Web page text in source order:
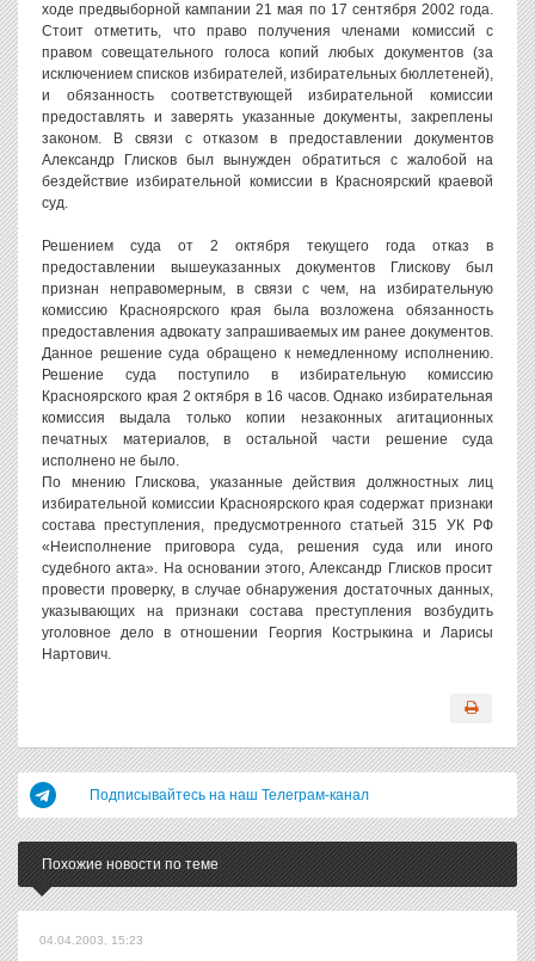
ходе предвыборной кампании 21 мая по 17 сентября 2002 года.
Стоит отметить, что право получения членами комиссий с
правом совещательного голоса копий любых документов (за
исключением списков избирателей, избирательных бюллетеней),
и обязанность соответствующей избирательной комиссии
предоставлять и заверять указанные документы, закреплены
законом. В связи с отказом в предоставлении документов
Александр Глисков был вынужден обратиться с жалобой на
бездействие избирательной комиссии в Красноярский краевой
суд.
Решением суда от 2 октября текущего года отказ в
предоставлении вышеуказанных документов Глискову был
признан неправомерным, в связи с чем, на избирательную
комиссию Красноярского края была возложена обязанность
предоставления адвокату запрашиваемых им ранее документов.
Данное решение суда обращено к немедленному исполнению.
Решение суда поступило в избирательную комиссию
Красноярского края 2 октября в 16 часов. Однако избирательная
комиссия выдала только копии незаконных агитационных
печатных материалов, в остальной части решение суда
исполнено не было.
По мнению Глискова, указанные действия должностных лиц
избирательной комиссии Красноярского края содержат признаки
состава преступления, предусмотренного статьей 315 УК РФ
«Неисполнение приговора суда, решения суда или иного
судебного акта». На основании этого, Александр Глисков просит
провести проверку, в случае обнаружения достаточных данных,
указывающих на признаки состава преступления возбудить
уголовное дело в отношении Георгия Кострыкина и Ларисы
Нартович.
Подписывайтесь на наш Телеграм-канал
Похожие новости по теме
04.04.2003, 15:23